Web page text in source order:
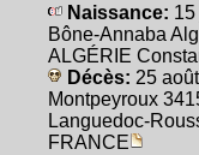
Naissance:
Bône-Annaba
ALGÉRIE
Décès: 25
Montpeyroux
Languedoc-
FRANCE